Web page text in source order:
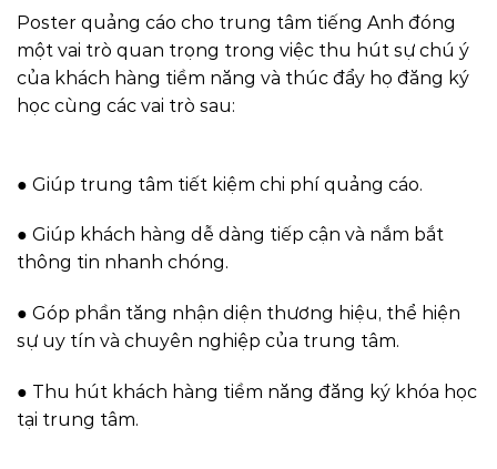
Poster quảng cáo cho trung tâm tiếng Anh đóng
một vai trò quan trọng trong việc thu hút sự chú ý
của khách hàng tiềm năng và thúc đẩy họ đăng ký
học cùng các vai trò sau:
● Giúp trung tâm tiết kiệm chi phí quảng cáo.
● Giúp khách hàng dễ dàng tiếp cận và nắm bắt
thông tin nhanh chóng.
● Góp phần tăng nhận diện thương hiệu, thể hiện
sự uy tín và chuyên nghiệp của trung tâm.
● Thu hút khách hàng tiềm năng đăng ký khóa học
tại trung tâm.